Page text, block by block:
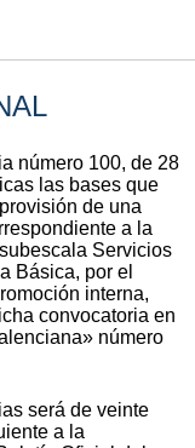
número 100, de 28
las bases que
de una
a la
Servicios
Básica, por el
interna,
convocatoria en
número
será de veinte
a la